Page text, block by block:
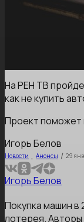
На РЕН ТВ
как не купить
Проект поможет
Игорь Белов
Новости , Анонсы / 29
Игорь Белов
Покупка машин в
лотерея. Авторы